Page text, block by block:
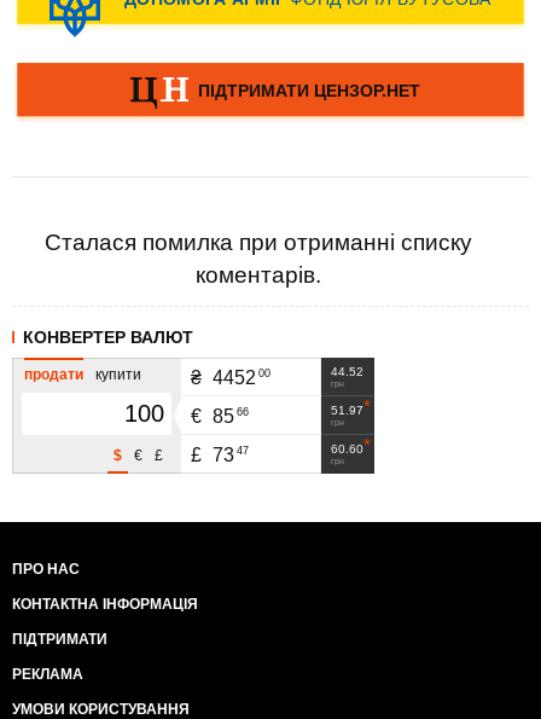
Сталася помилка при отриманні списку
коментарів.
КОНВЕРТЕР ВАЛЮТ
продати купити
£
€
$
44.52
грн
₴ 4452 00
51.97
грн
€ 85 66
60.60
грн
£ 73 47
ПРО НАС
КОНТАКТНА ІНФОРМАЦІЯ
ПІДТРИМАТИ
РЕКЛАМА
УМОВИ КОРИСТУВАННЯ